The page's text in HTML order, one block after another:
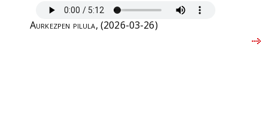
Aurkezpen pilula, (2026-03-26)